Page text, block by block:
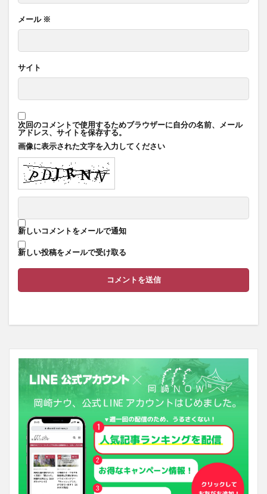
メール ※
サイト
次回のコメントで使用するためブラウザーに自分の名前、メール
アドレス、サイトを保存する。
画像に表示された文字を入力してください
新しいコメントをメールで通知
新しい投稿をメールで受け取る